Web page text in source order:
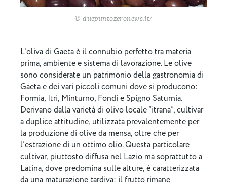
© duepuntozeronews.it/
L’oliva di Gaeta è il connubio perfetto tra materia
prima, ambiente e sistema di lavorazione. Le olive
sono considerate un patrimonio della gastronomia di
Gaeta e dei vari piccoli comuni dove si producono:
Formia, Itri, Minturno, Fondi e Spigno Saturnia.
Derivano dalla varietà di olivo locale “itrana”, cultivar
a duplice attitudine, utilizzata prevalentemente per
la produzione di olive da mensa, oltre che per
l’estrazione di un ottimo olio. Questa particolare
cultivar, piuttosto diffusa nel Lazio ma soprattutto a
Latina, dove predomina sulle alture, è caratterizzata
da una maturazione tardiva: il frutto rimane